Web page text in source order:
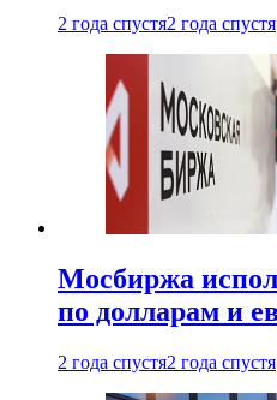
2 года спустя2 года спустя
Мосбиржа
по долларам и
2 года спустя2 года спустя